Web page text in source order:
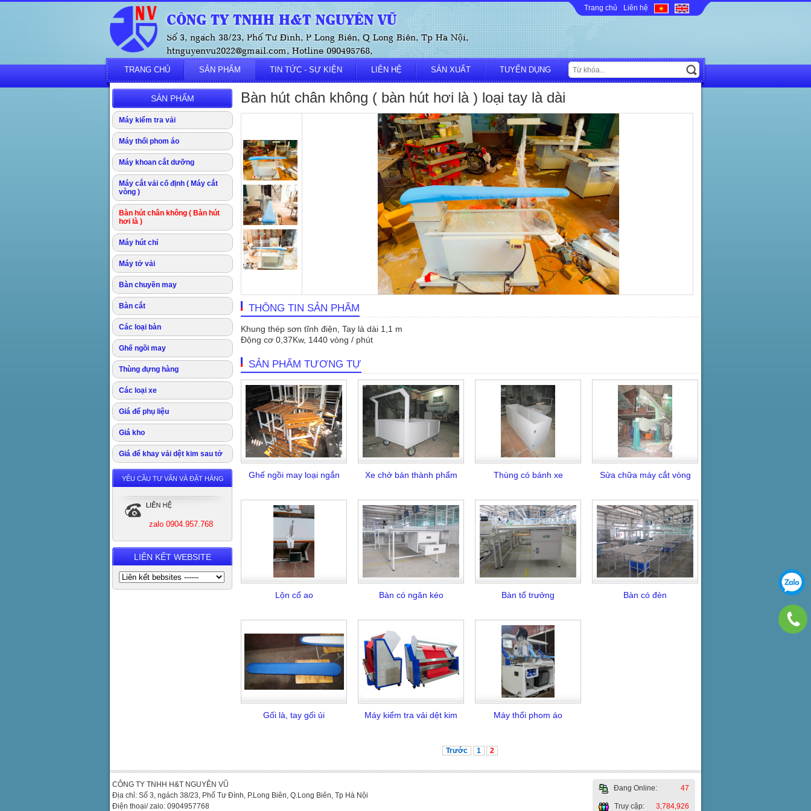
CÔNG TY TNHH H&T NGUYÊN VŨ
Số 3, ngách 38/23, Phố Tư Đình, P Long Biên, Q Long Biên, Tp Hà Nội,
htnguyenvu2022@gmail.com, Hotline 090495768,
Trang chủ Liên hệ
TRANG CHỦ SẢN PHẨM TIN TỨC - SỰ KIỆN LIÊN HỆ SẢN XUẤT TUYỂN DỤNG
SẢN PHẨM
Máy kiểm tra vải
Máy thổi phom áo
Máy khoan cắt dưỡng
Máy cắt vải cố định ( Máy cắt
vòng )
Bàn hút chân không ( Bàn hút
hơi là )
Máy hút chỉ
Máy tở vải
Bàn chuyền may
Bàn cắt
Các loại bàn
Ghế ngồi may
Thùng đựng hàng
Các loại xe
Giá để phụ liệu
Giá kho
Giá để khay vải dệt kim sau tở
YÊU CẦU TƯ VẤN VÀ ĐẶT HÀNG
zalo 0904.957.768
LIÊN KẾT WEBSITE
Bàn hút chân không ( bàn hút hơi là ) loại tay là dài
THÔNG TIN SẢN PHẨM
Khung thép sơn tĩnh điện, Tay là dài 1,1 m
Động cơ 0,37Kw, 1440 vòng / phút
SẢN PHẨM TƯƠNG TỰ
Ghế ngồi may loại ngắn Xe chở bán thành phẩm Thùng có bánh xe Sửa chữa máy cắt vòng
Lộn cổ ao Bàn có ngăn kéo Bàn tổ trưởng Bàn có đèn
Gối là, tay gối ủi Máy kiểm tra vải dệt kim Máy thổi phom áo
Trước 1 2
CÔNG TY TNHH H&T NGUYÊN VŨ
Địa chỉ: Số 3, ngách 38/23, Phố Tư Đình, P.Long Biên, Q.Long Biên, Tp Hà Nội
Điện thoại/ zalo: 0904957768
Đang Online: 47
Truy cập: 3,784,926